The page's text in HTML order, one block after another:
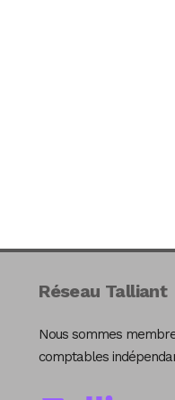
Réseau Talliant
Nous sommes
comptables